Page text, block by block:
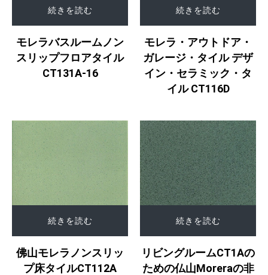
続きを読む
モレラバスルームノン
スリップフロアタイル
CT131A-16
続きを読む
モレラ・アウトドア・
ガレージ・タイル デザ
イン・セラミック・タ
イル CT116D
続きを読む
佛山モレラノンスリッ
プ床タイルCT112A
続きを読む
リビングルームCT1Aの
ための仏山Moreraの非